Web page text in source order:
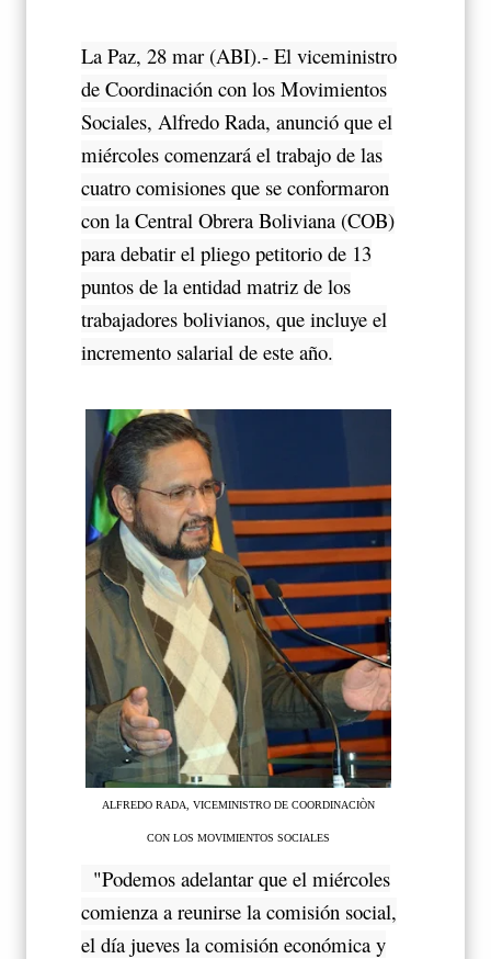
La Paz, 28 mar (ABI).- El viceministro
de Coordinación con los Movimientos
Sociales, Alfredo Rada, anunció que el
miércoles comenzará el trabajo de las
cuatro comisiones que se conformaron
con la Central Obrera Boliviana (COB)
para debatir el pliego petitorio de 13
puntos de la entidad matriz de los
trabajadores bolivianos, que incluye el
incremento salarial de este año.
ALFREDO RADA, VICEMINISTRO DE COORDINACIÒN
CON LOS MOVIMIENTOS SOCIALES
"Podemos adelantar que el miércoles
comienza a reunirse la comisión social,
el día jueves la comisión económica y